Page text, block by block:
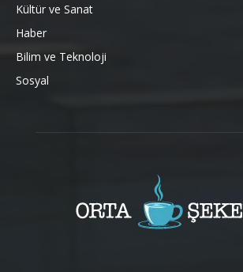
Kültür ve Sanat
Haber
Bilim ve Teknoloji
Sosyal